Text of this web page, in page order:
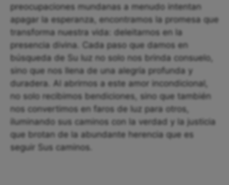
preocupaciones mundanas a menudo intentan
apagar la esperanza, encontramos la promesa que
transforma nuestra vida: deleitarnos en la
presencia divina. Cada paso que damos en
búsqueda de Su luz no solo nos brinda consuelo,
sino que nos llena de una alegría profunda y
duradera. Al abrirnos a este amor incondicional,
no solo recibimos bendiciones, sino que también
nos convertimos en faros de luz para otros,
iluminando sus caminos con la verdad y la justicia
que brotan de la abundante herencia que es
seguir Sus caminos.